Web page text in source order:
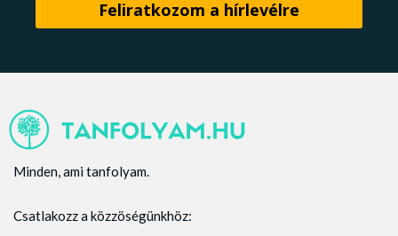
Minden, ami tanfolyam.
Csatlakozz a közzöségünkhöz: